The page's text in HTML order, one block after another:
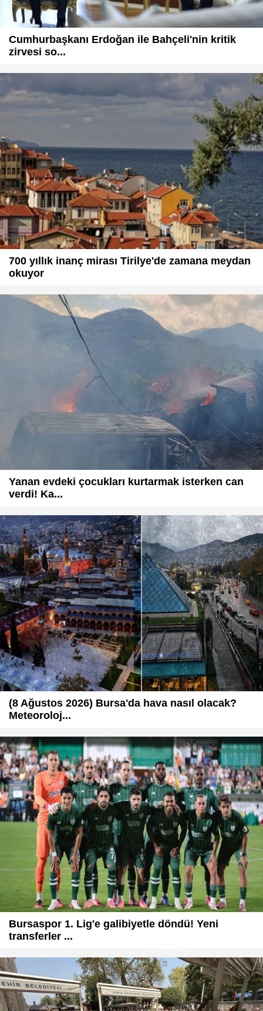
Cumhurbaşkanı Erdoğan ile Bahçeli'nin kritik
zirvesi so...
700 yıllık inanç mirası Tirilye'de zamana meydan
okuyor
Yanan evdeki çocukları kurtarmak isterken can
verdi! Ka...
(8 Ağustos 2026) Bursa'da hava nasıl olacak?
Meteoroloj...
Bursaspor 1. Lig'e galibiyetle döndü! Yeni
transferler ...